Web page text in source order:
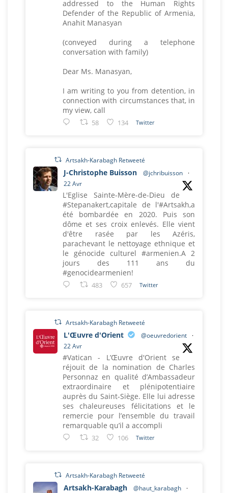
addressed to the Human Rights
Defender of the Republic of Armenia,
Anahit Manasyan
(conveyed during a telephone
conversation with family)
Dear Ms. Manasyan,
I am writing to you from detention, in
connection with circumstances that, in
my view, call
58 134 Twitter
Artsakh-Karabagh Retweeté
J-Christophe Buisson @jchribuisson
·
22 Avr
L'Eglise Sainte-Mère-de-Dieu de
#Stepanakert,capitale de l'#Artsakh,a
été bombardée en 2020. Puis son
dôme et ses croix enlevés. Elle vient
d'être rasée par les Azéris,
parachevant le nettoyage ethnique et
le génocide culturel #armenien.A 2
jours des 111 ans du
#genocidearmenien!
483 657 Twitter
Artsakh-Karabagh Retweeté
L'Œuvre d'Orient @oeuvredorient
·
22 Avr
#Vatican - L’Œuvre d'Orient se
réjouit de la nomination de Charles
Personnaz en qualité d’Ambassadeur
extraordinaire et plénipotentiaire
auprès du Saint-Siège. Elle lui adresse
ses chaleureuses félicitations et le
remercie pour l’ensemble du travail
remarquable qu’il a accompli
32 106 Twitter
Artsakh-Karabagh Retweeté
Artsakh-Karabagh @haut_karabagh
·